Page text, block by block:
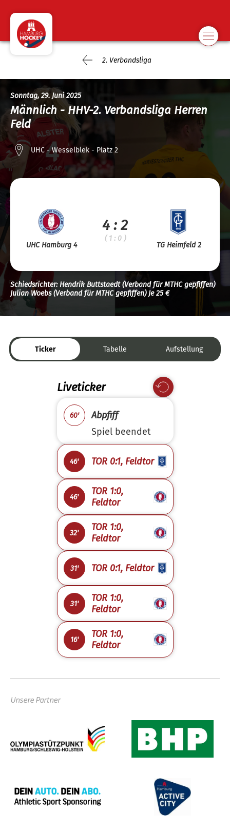
2. Verbandsliga
Sonntag, 29. Juni 2025
Männlich - HHV-2. Verbandsliga Herren
Feld
UHC - Wesselblek - Platz 2
UHC Hamburg 4
4 : 2
( 1 : 0 )
TG Heimfeld 2
Schiedsrichter: Hendrik Buttstaedt (Verband für MTHC gepfiffen)
Julian Woebs (Verband für MTHC gepfiffen) Je 25 €
Ticker Tabelle Aufstellung
Liveticker
60'
Abpfiff
Spiel beendet
46' TOR 0:1, Feldtor
46'
TOR 1:0,
Feldtor
32'
TOR 1:0,
Feldtor
31' TOR 0:1, Feldtor
31'
TOR 1:0,
Feldtor
16'
TOR 1:0,
Feldtor
Unsere Partner